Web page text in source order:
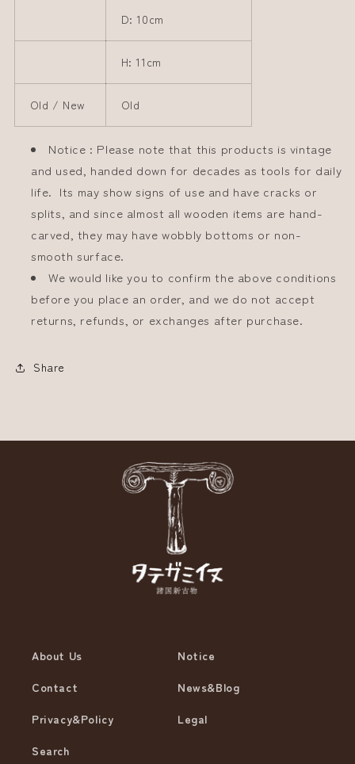
D: 10cm
H: 11cm
Old / New Old
Notice : Please note that this products is vintage
and used, handed down for decades as tools for daily
life. Its may show signs of use and have cracks or
splits, and since almost all wooden items are hand-
carved, they may have wobbly bottoms or non-
smooth surface.
We would like you to confirm the above conditions
before you place an order, and we do not accept
returns, refunds, or exchanges after purchase.
Share
About Us
Notice
Contact
News&Blog
Privacy&Policy
Legal
Search